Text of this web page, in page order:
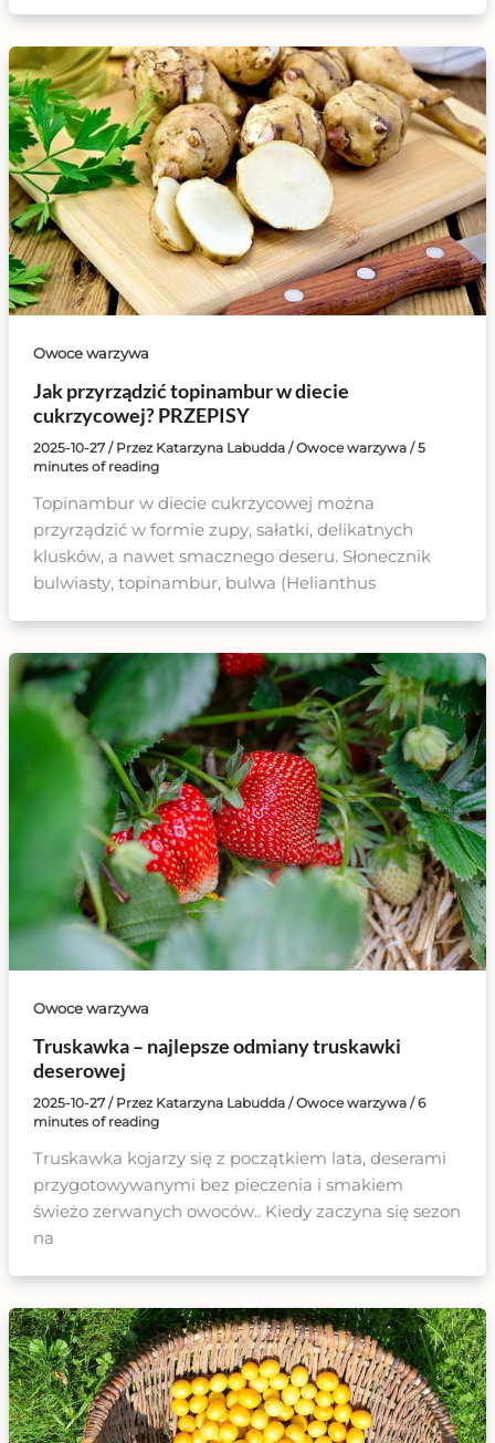
Owoce warzywa
Jak przyrządzić topinambur w diecie
cukrzycowej? PRZEPISY
2025-10-27 / Przez Katarzyna Labudda /Owoce warzywa/5
minutes of reading
Topinambur w diecie cukrzycowej można
przyrządzić w formie zupy, sałatki, delikatnych
klusków, a nawet smacznego deseru. Słonecznik
bulwiasty, topinambur, bulwa (Helianthus
Owoce warzywa
Truskawka – najlepsze odmiany truskawki
deserowej
2025-10-27 / Przez Katarzyna Labudda /Owoce warzywa/6
minutes of reading
Truskawka kojarzy się z początkiem lata, deserami
przygotowywanymi bez pieczenia i smakiem
świeżo zerwanych owoców.. Kiedy zaczyna się sezon
na